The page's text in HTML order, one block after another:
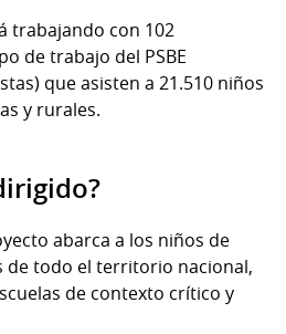
trabajando con 102
de trabajo del PSBE
que asisten a 21.510 niños
y rurales.
abarca a los niños de
de todo el territorio nacional,
de contexto crítico y